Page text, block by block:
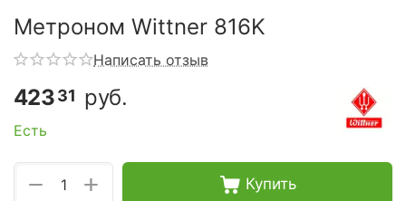
Метроном Wittner 816K
Написать отзыв
42331 руб.
Есть
+
− Купить